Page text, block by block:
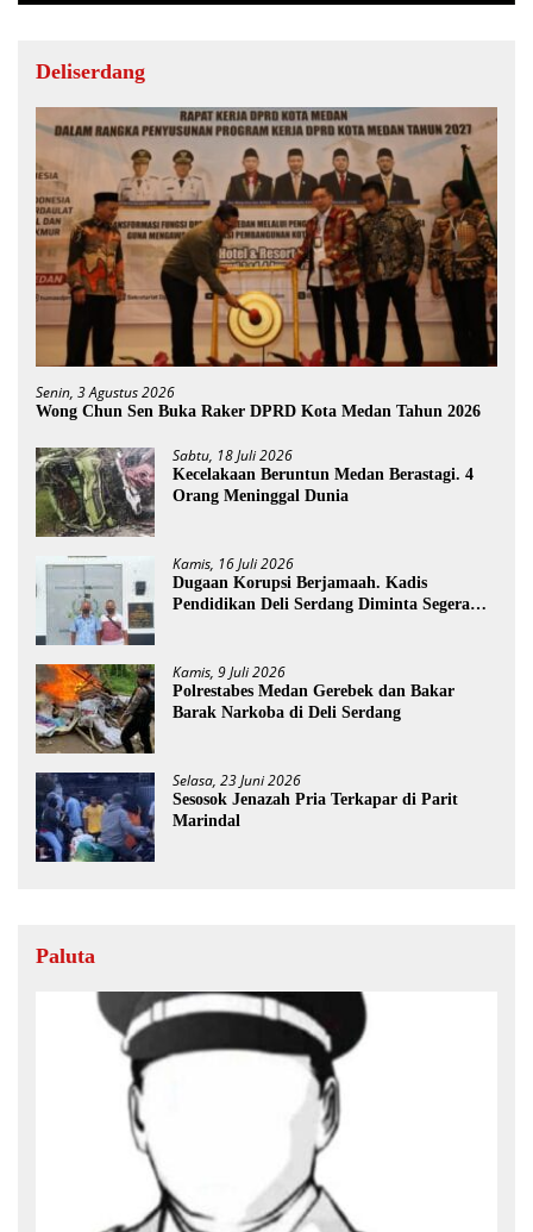
Deliserdang
Senin, 3 Agustus 2026
Wong Chun Sen Buka Raker DPRD Kota Medan Tahun 2026
Sabtu, 18 Juli 2026
Kecelakaan Beruntun Medan Berastagi. 4
Orang Meninggal Dunia
Kamis, 16 Juli 2026
Dugaan Korupsi Berjamaah. Kadis
Pendidikan Deli Serdang Diminta Segera
Kamis, 9 Juli 2026
Polrestabes Medan Gerebek dan Bakar
Barak Narkoba di Deli Serdang
Selasa, 23 Juni 2026
Sesosok Jenazah Pria Terkapar di Parit
Marindal
Paluta